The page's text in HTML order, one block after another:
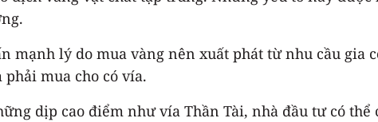
mạnh lý do mua vàng nên xuất phát từ nhu cầu
mua cho có vía.
dịp cao điểm như vía Thần Tài, nhà đầu tư có